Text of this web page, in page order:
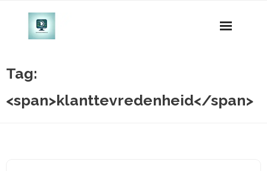
Tag:
<span>klanttevredenheid</span>